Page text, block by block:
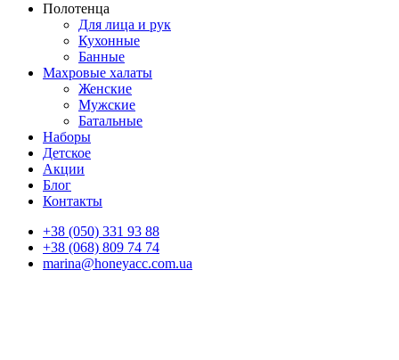
Полотенца
Для лица и рук
Кухонные
Банные
Махровые халаты
Женские
Мужские
Батальные
Наборы
Детское
Акции
Блог
Контакты
+38 (050) 331 93 88
+38 (068) 809 74 74
marina@honeyacc.com.ua